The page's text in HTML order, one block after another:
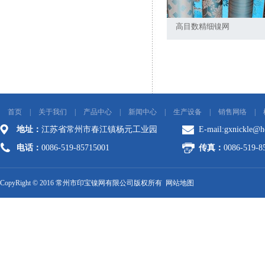
高目数精细镍网
首页 关于我们 产品中心 新闻中心 生产设备 销售网络
地址： 江苏省常州市春江镇杨元工业园 E-mail:
电话： 0086-519-85715001 传真： 0086-519-
CopyRight © 2016 常州市印宝镍网有限公司版权所有 网站地图